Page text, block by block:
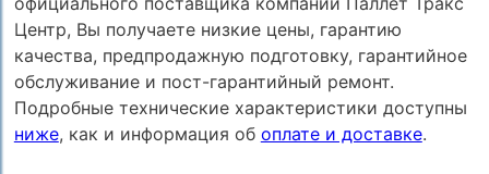
Центр, Вы получаете низкие цены, гарантию
качества, предпродажную подготовку, гарантийное
обслуживание и пост-гарантийный ремонт.
Подробные технические характеристики доступны
ниже, как и информация об оплате и доставке.